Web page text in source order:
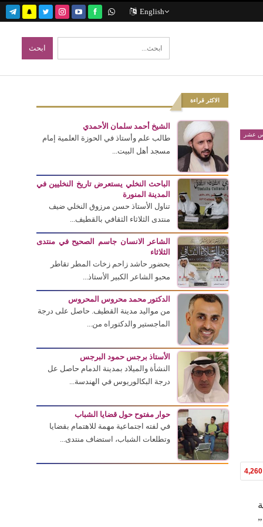
English
عشر
4,260
الاكثر قراءة
الشيخ أحمد سلمان الأحمدي
طالب علم وأستاذ في الحوزة العلمية إمام
مسجد أهل البيت...
الباحث النخلي يستعرض تاريخ النخليين في
المدينة المنورة
تناول الأستاذ حسن مرزوق النخلي ضيف
منتدى الثلاثاء الثقافي بالقطيف...
الشاعر الانسان جاسم الصحيح في منتدى
الثلاثاء
بحضور حاشد زاحم زخات المطر تقاطر
محبو الشاعر الكبير الأستاذ...
الدكتور محمد محروس المحروس
من مواليد مدينة القطيف. حاصل على درجة
الماجستير والدكتوراه من...
الأستاذ برجس حمود البرجس
النشأة والميلاد بمدينة الدمام حاصل عل
درجة البكالوريوس في الهندسة...
حوار مفتوح حول قضايا الشباب
في لفته اجتماعية مهمة للاهتمام بقضايا
وتطلعات الشباب، استضاف منتدى...